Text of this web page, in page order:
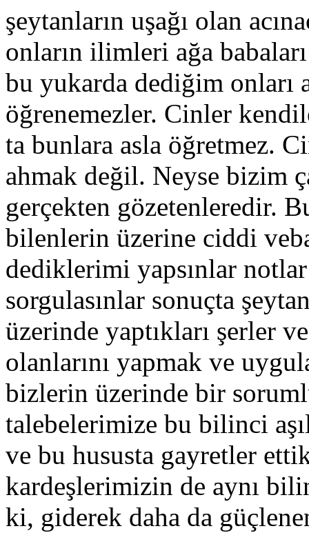
şeytanların uşağı olan
onların ilimleri ağa
bu yukarda dediğim onları
öğrenemezler. Cinler
ta bunlara asla öğretmez.
ahmak değil. Neyse bizim
gerçekten gözetenleredir.
bilenlerin üzerine ciddi
dediklerimi yapsınlar
sorgulasınlar sonuçta
üzerinde yaptıkları şerler
olanlarını yapmak ve
bizlerin üzerinde bir
talebelerimize bu bilinci
ve bu hususta gayretler
kardeşlerimizin de aynı
ki, giderek daha da